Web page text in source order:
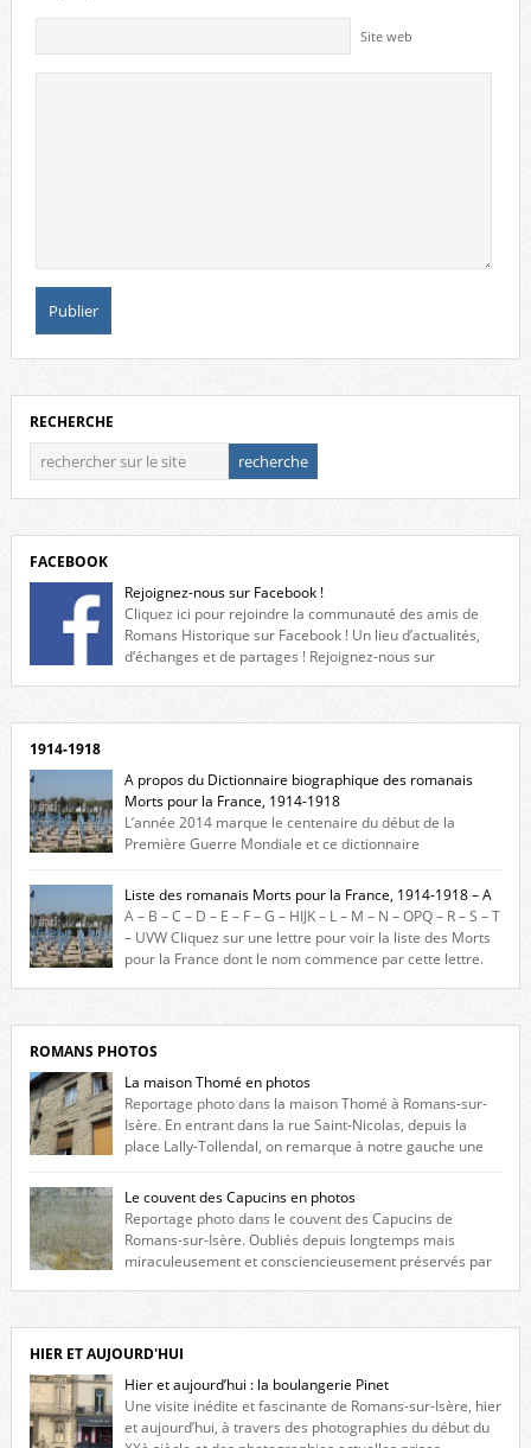
Site web
RECHERCHE
FACEBOOK
Rejoignez-nous sur Facebook !
Cliquez ici pour rejoindre la communauté des amis de
Romans Historique sur Facebook ! Un lieu d’actualités,
d’échanges et de partages ! Rejoignez-nous sur
1914-1918
A propos du Dictionnaire biographique des romanais
Morts pour la France, 1914-1918
L’année 2014 marque le centenaire du début de la
Première Guerre Mondiale et ce dictionnaire
biographique veut rendre hommage aux romanais Morts pour la
France durant ce conflit. La base de cette recherche historique est
constituée des noms gravés sur les plaques commémoratives de
l’Hôtel de Ville, du lycée du Dauphiné et du lycée Triboulet, […]
Liste des romanais Morts pour la France, 1914-1918 – A
A – B – C – D – E – F – G – HIJK – L – M – N – OPQ – R – S – T
– UVW Cliquez sur une lettre pour voir la liste des Morts
pour la France dont le nom commence par cette lettre.
ROMANS PHOTOS
La maison Thomé en photos
Reportage photo dans la maison Thomé à Romans-sur-
Isère. En entrant dans la rue Saint-Nicolas, depuis la
place Lally-Tollendal, on remarque à notre gauche une
maison construite au XVIè siècle. Les deux façades sont ornées de
fenêtres jumelles à meneaux. Entre ces deux étages, on peut voir une
niche qui contient une statue de la Vierge. […]
Le couvent des Capucins en photos
Reportage photo dans le couvent des Capucins de
Romans-sur-Isère. Oubliés depuis longtemps mais
miraculeusement et consciencieusement préservés par
l’histoire de la redécouverte de vestiges du couvent des Capucins ! Petit
retour sur l’histoire […]
HIER ET AUJOURD'HUI
Hier et aujourd’hui : la boulangerie Pinet
Une visite inédite et fascinante de Romans-sur-Isère, hier
et aujourd’hui, à travers des photographies du début du